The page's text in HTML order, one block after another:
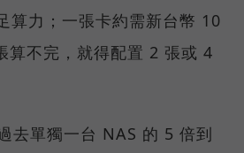
算力；一張卡約需新台幣 10
算不完，就得配置 2 張或 4
去單獨一台 NAS 的 5 倍到